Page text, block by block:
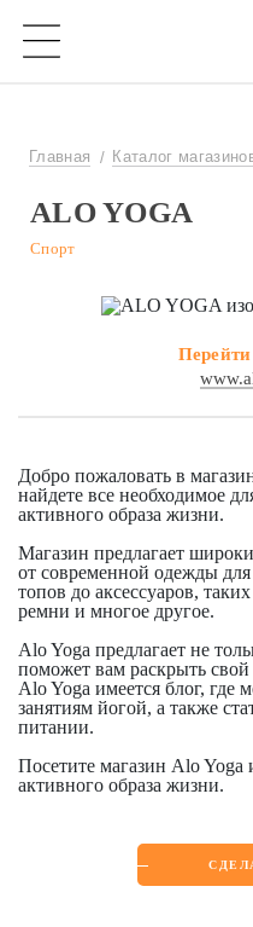
Главная Каталог
ALO YOGA
Спорт
Добро пожаловать в
найдете все необходимое
активного образа жизни.
Магазин предлагает
от современной одежды
топов до аксессуаров,
ремни и многое другое.
Alo Yoga предлагает не
поможет вам раскрыть
Alo Yoga имеется блог,
занятиям йогой, а также
питании.
Посетите магазин Alo Yoga
активного образа жизни.